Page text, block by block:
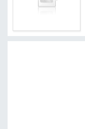
簡體書
外文書